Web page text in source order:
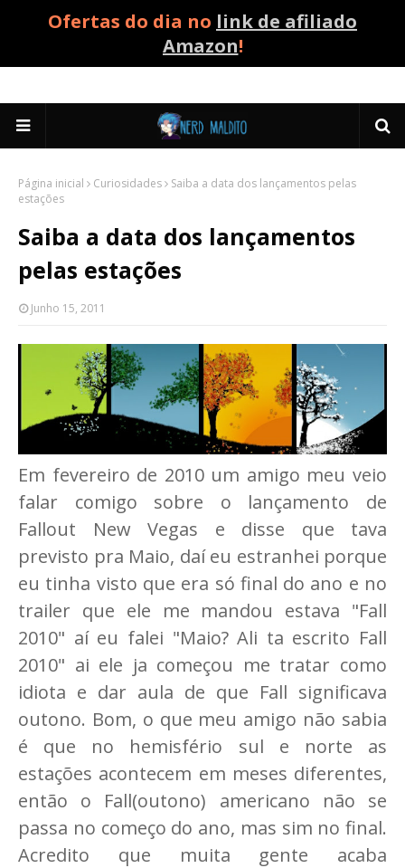
Ofertas do dia no link de afiliado
Amazon!
Página inicial Curiosidades
Saiba a data dos lançamentos pelas
estações
Saiba a data dos lançamentos
pelas estações
Junho 15, 2011
Em fevereiro de 2010 um amigo meu veio
falar comigo sobre o lançamento de
Fallout New Vegas e disse que tava
previsto pra Maio, daí eu estranhei porque
eu tinha visto que era só final do ano e no
trailer que ele me mandou estava "Fall
2010" aí eu falei "Maio? Ali ta escrito Fall
2010" ai ele ja começou me tratar como
idiota e dar aula de que Fall significava
outono. Bom, o que meu amigo não sabia
é que no hemisfério sul e norte as
estações acontecem em meses diferentes,
então o Fall(outono) americano não se
passa no começo do ano, mas sim no final.
Acredito que muita gente acaba